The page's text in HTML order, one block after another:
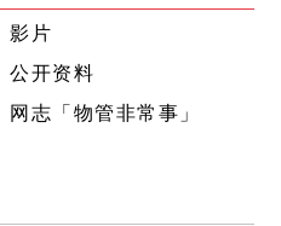
影片
公开资料
网志「物管非常事」